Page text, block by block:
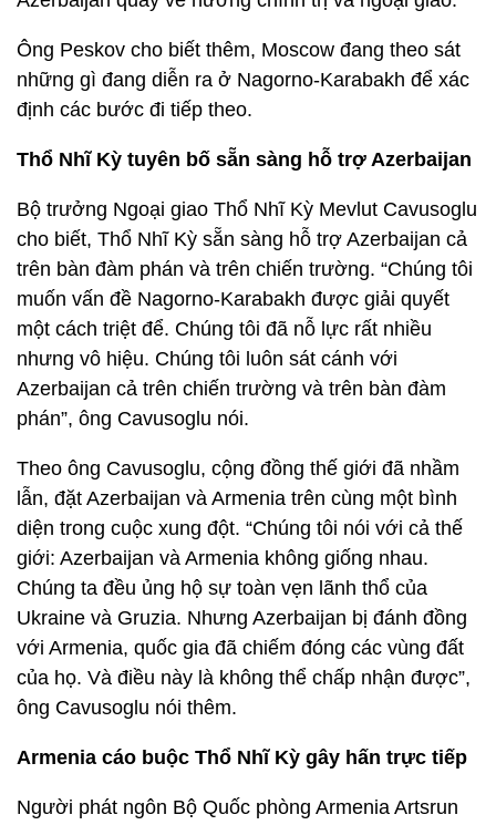
Ông Peskov cho biết thêm, Moscow đang theo sát
những gì đang diễn ra ở Nagorno-Karabakh để xác
định các bước đi tiếp theo.
Thổ Nhĩ Kỳ tuyên bố sẵn sàng hỗ trợ Azerbaijan
Bộ trưởng Ngoại giao Thổ Nhĩ Kỳ Mevlut Cavusoglu
cho biết, Thổ Nhĩ Kỳ sẵn sàng hỗ trợ Azerbaijan cả
trên bàn đàm phán và trên chiến trường. “Chúng tôi
muốn vấn đề Nagorno-Karabakh được giải quyết
một cách triệt để. Chúng tôi đã nỗ lực rất nhiều
nhưng vô hiệu. Chúng tôi luôn sát cánh với
Azerbaijan cả trên chiến trường và trên bàn đàm
phán”, ông Cavusoglu nói.
Theo ông Cavusoglu, cộng đồng thế giới đã nhầm
lẫn, đặt Azerbaijan và Armenia trên cùng một bình
diện trong cuộc xung đột. “Chúng tôi nói với cả thế
giới: Azerbaijan và Armenia không giống nhau.
Chúng ta đều ủng hộ sự toàn vẹn lãnh thổ của
Ukraine và Gruzia. Nhưng Azerbaijan bị đánh đồng
với Armenia, quốc gia đã chiếm đóng các vùng đất
của họ. Và điều này là không thể chấp nhận được”,
ông Cavusoglu nói thêm.
Armenia cáo buộc Thổ Nhĩ Kỳ gây hấn trực tiếp
Người phát ngôn Bộ Quốc phòng Armenia Artsrun